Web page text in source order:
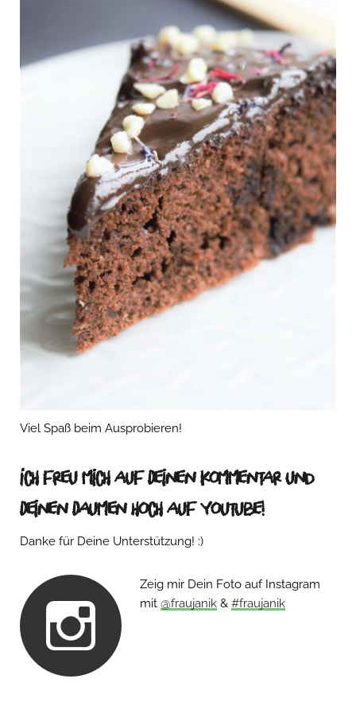
Viel Spaß beim Ausprobieren!
Ich freu mich auf Deinen Kommentar und
Deinen Daumen hoch auf Youtube!
Danke für Deine Unterstützung! :)
Zeig mir Dein Foto auf Instagram
mit @fraujanik& #fraujanik